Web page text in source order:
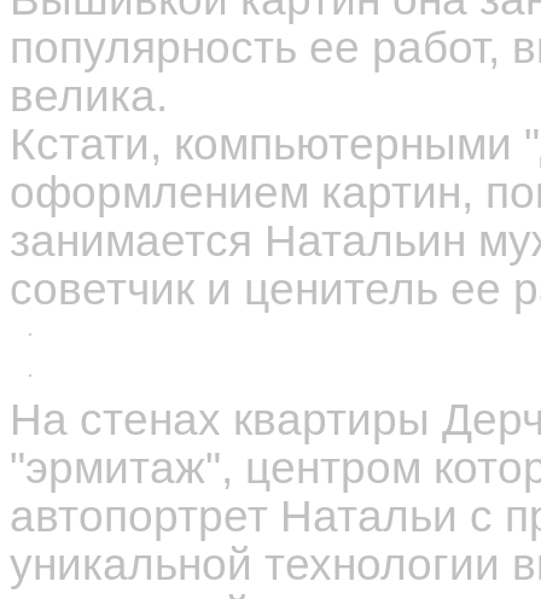
популярность ее работ,
велика.
Кстати, компьютерными
оформлением картин,
занимается Натальин
советчик и ценитель ее
На стенах квартиры
"эрмитаж", центром
автопортрет Натальи с
уникальной технологии